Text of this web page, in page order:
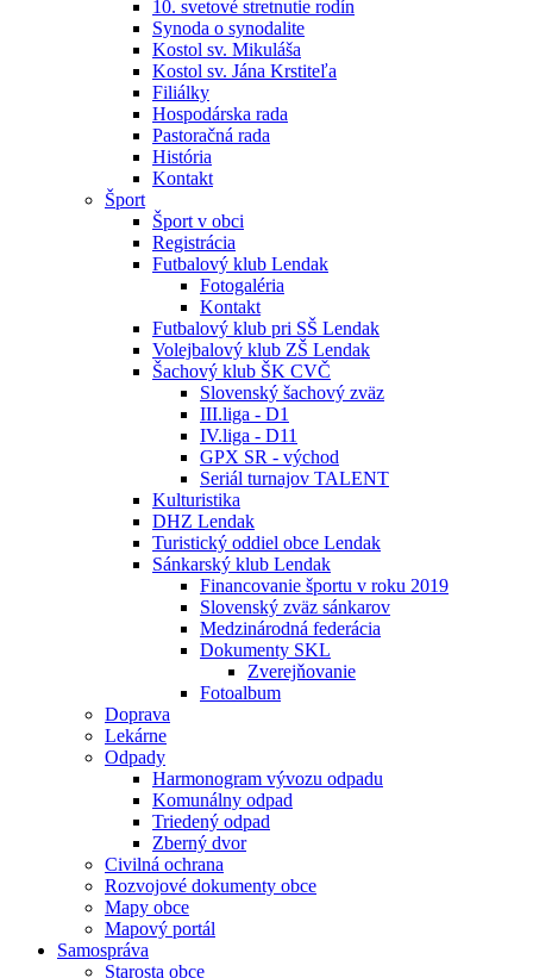
10. svetové stretnutie rodín
Synoda o synodalite
Kostol sv. Mikuláša
Kostol sv. Jána Krstiteľa
Filiálky
Hospodárska rada
Pastoračná rada
História
Kontakt
Šport
Šport v obci
Registrácia
Futbalový klub Lendak
Fotogaléria
Kontakt
Futbalový klub pri SŠ Lendak
Volejbalový klub ZŠ Lendak
Šachový klub ŠK CVČ
Slovenský šachový zväz
III.liga - D1
IV.liga - D11
GPX SR - východ
Seriál turnajov TALENT
Kulturistika
DHZ Lendak
Turistický oddiel obce Lendak
Sánkarský klub Lendak
Financovanie športu v roku 2019
Slovenský zväz sánkarov
Medzinárodná federácia
Dokumenty SKL
Zverejňovanie
Fotoalbum
Doprava
Lekárne
Odpady
Harmonogram vývozu odpadu
Komunálny odpad
Triedený odpad
Zberný dvor
Civilná ochrana
Rozvojové dokumenty obce
Mapy obce
Mapový portál
Samospráva
Starosta obce